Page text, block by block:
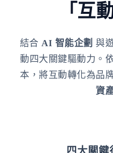
「互
結合 AI 智能企劃 與
動四大關鍵驅動力。
本，將互動轉化為品
資產